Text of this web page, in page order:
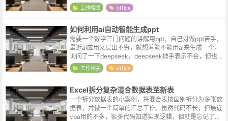
看，不光人心中的成见是一座大山，除了成见山，还有懒
惰山拖延山畏难山。解决办法出乎意...
工作相关 office
如何利用ai自动智能生成ppt
需要一个数学三门问题的讲解用ppt，自己对做ppt苦手，
最近ai应用又层出不穷，就想着能不能用ai来生成一个。
询问了一下deepseek，deepseek摊手表示不会，但也推
荐了一个ai小伙伴，kimi。关于kimiKimi是由北京月...
工作相关 office
Excel拆分复杂混合数据表至新表
一个拆分数据表的小案例，将混合表按国别拆分为多张数
据表，并做一个简单的汇总工作。虽然代码不长，但最近
vba用的不多，很多代码知道实现逻辑，但就是忘记了书